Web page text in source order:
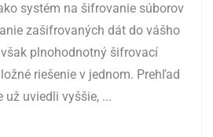
systém na šifrovanie súborov
zašifrovaných dát do vášho
plnohodnotný šifrovací
riešenie v jednom. Prehľad
už uviedli vyššie, ...